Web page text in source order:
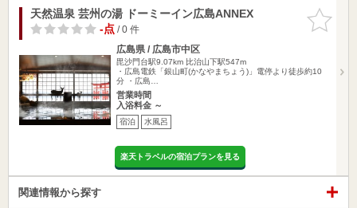
お気に入
りに追加
天然温泉 芸州の湯 ドーミーイン広島ANNEX
-点/ 0 件
広島県 / 広島市中区
毘沙門台駅9.07km 比治山下駅547m
・広島電鉄「銀山町(かなやまちょう)」電停より徒歩約10
分 ・広島…
営業時間
入浴料金 ～
宿泊 水風呂
楽天トラベルの宿泊プランを見る
関連情報から探す